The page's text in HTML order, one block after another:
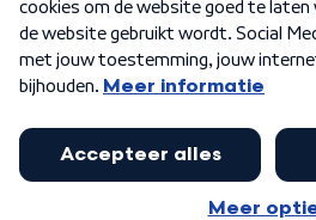
Algemene voorwaarden